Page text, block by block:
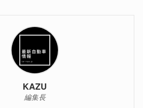
KAZU
編集長